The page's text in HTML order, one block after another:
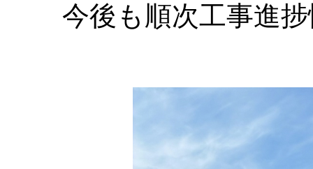
今後も順次工事進